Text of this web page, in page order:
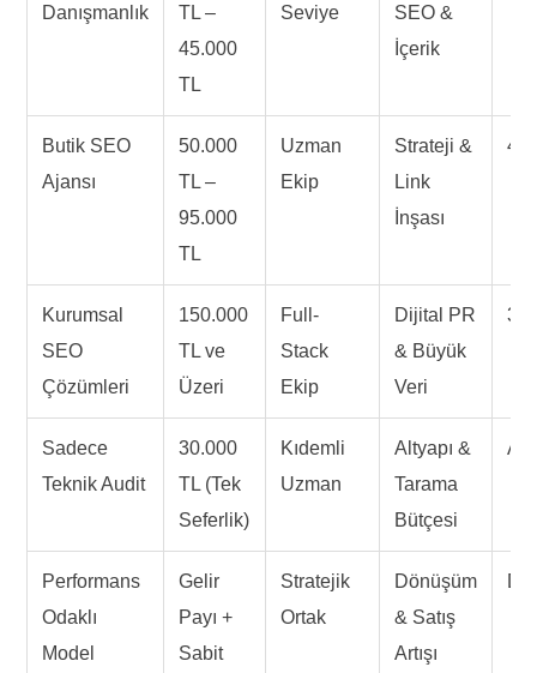
Danışmanlık
TL –
45.000
TL
Seviye
SEO &
İçerik
Butik SEO
Ajansı
50.000
TL –
95.000
TL
Uzman
Ekip
Strateji &
Link
İnşası
4-
Kurumsal
SEO
Çözümleri
150.000
TL ve
Üzeri
Full-
Stack
Ekip
Dijital PR
& Büyük
Veri
3-
Sadece
Teknik Audit
30.000
TL (Tek
Seferlik)
Kıdemli
Uzman
Altyapı &
Tarama
Bütçesi
Performans
Odaklı
Model
Gelir
Payı +
Sabit
Stratejik
Ortak
Dönüşüm
& Satış
Artışı